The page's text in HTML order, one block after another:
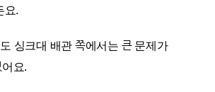
요.
싱크대 배관 쪽에서는 큰 문제가
요.